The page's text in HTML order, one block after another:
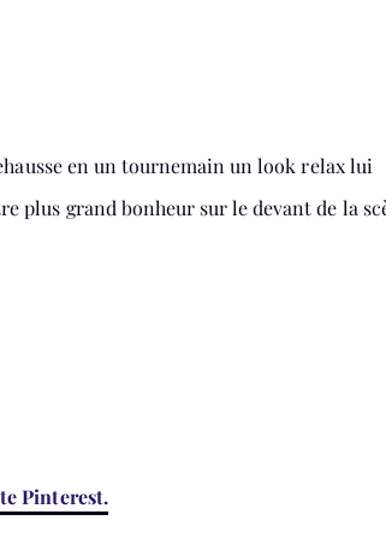
en un tournemain un look relax lui
plus grand bonheur sur le devant de la
Pinterest.